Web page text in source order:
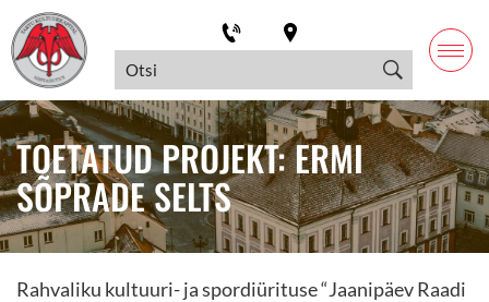
TOETATUD PROJEKT: ERMI
SÕPRADE SELTS
Rahvaliku kultuuri- ja spordiürituse “Jaanipäev Raadi